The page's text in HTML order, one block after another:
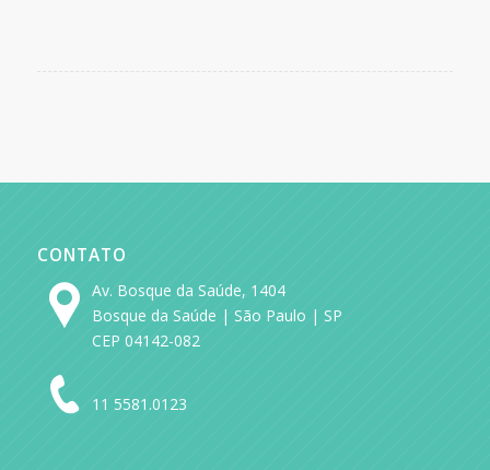
CONTATO
Av. Bosque da Saúde, 1404
Bosque da Saúde | São Paulo | SP
CEP 04142-082
11 5581.0123